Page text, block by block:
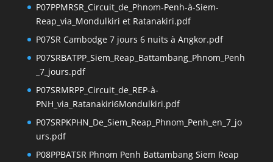
P07PPMRSR_Circuit_de_Phnom-Penh-à-Siem-
Reap_via_Mondulkiri et Ratanakiri.pdf
P07SR Cambodge 7 jours 6 nuits à Angkor.pdf
P07SRBATPP_Siem_Reap_Battambang_Phnom_Penh
_7_jours.pdf
P07SRMRPP_Circuit_de_REP-à-
PNH_via_Ratanakiri6Mondulkiri.pdf
P07SRPKPHN_De_Siem_Reap_Phnom_Penh_en_7_jo
urs.pdf
P08PPBATSR Phnom Penh Battambang Siem Reap